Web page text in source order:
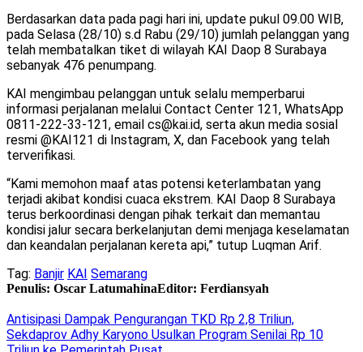
Berdasarkan data pada pagi hari ini, update pukul 09.00 WIB,
pada Selasa (28/10) s.d Rabu (29/10) jumlah pelanggan yang
telah membatalkan tiket di wilayah KAI Daop 8 Surabaya
sebanyak 476 penumpang.
KAI mengimbau pelanggan untuk selalu memperbarui
informasi perjalanan melalui Contact Center 121, WhatsApp
0811-222-33-121, email cs@kai.id, serta akun media sosial
resmi @KAI121 di Instagram, X, dan Facebook yang telah
terverifikasi.
“Kami memohon maaf atas potensi keterlambatan yang
terjadi akibat kondisi cuaca ekstrem. KAI Daop 8 Surabaya
terus berkoordinasi dengan pihak terkait dan memantau
kondisi jalur secara berkelanjutan demi menjaga keselamatan
dan keandalan perjalanan kereta api,” tutup Luqman Arif.
Tag: Banjir KAI Semarang
Penulis: Oscar LatumahinaEditor: Ferdiansyah
Antisipasi Dampak Pengurangan TKD Rp 2,8 Triliun,
Sekdaprov Adhy Karyono Usulkan Program Senilai Rp 10